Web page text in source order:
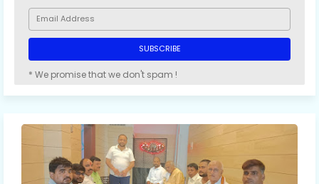
* We promise that we don't spam !